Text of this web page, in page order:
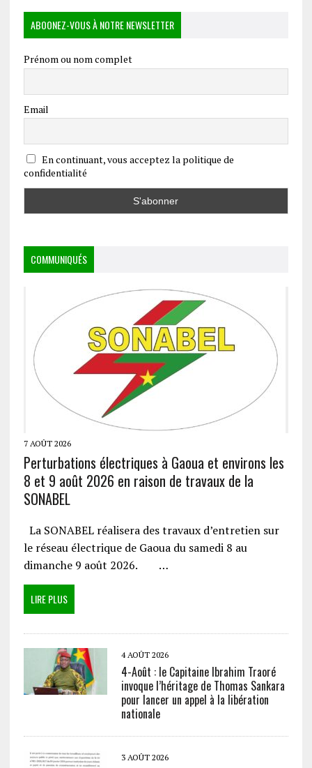
ABOONEZ-VOUS À NOTRE NEWSLETTER
Prénom ou nom complet
Email
En continuant, vous acceptez la politique de
confidentialité
COMMUNIQUÉS
7 AOÛT 2026
Perturbations électriques à Gaoua et environs les
8 et 9 août 2026 en raison de travaux de la
SONABEL
La SONABEL réalisera des travaux d’entretien sur
le réseau électrique de Gaoua du samedi 8 au
dimanche 9 août 2026. …
LIRE PLUS
4 AOÛT 2026
4-Août : le Capitaine Ibrahim Traoré
invoque l’héritage de Thomas Sankara
pour lancer un appel à la libération
nationale
3 AOÛT 2026